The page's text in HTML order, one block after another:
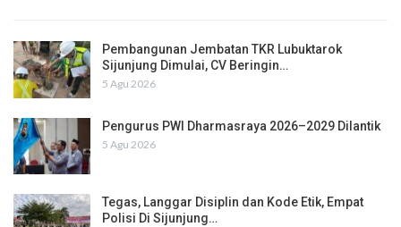
Pembangunan Jembatan TKR Lubuktarok
Sijunjung Dimulai, CV Beringin…
5 Agu 2026
Pengurus PWI Dharmasraya 2026–2029 Dilantik
5 Agu 2026
Tegas, Langgar Disiplin dan Kode Etik, Empat
Polisi Di Sijunjung…